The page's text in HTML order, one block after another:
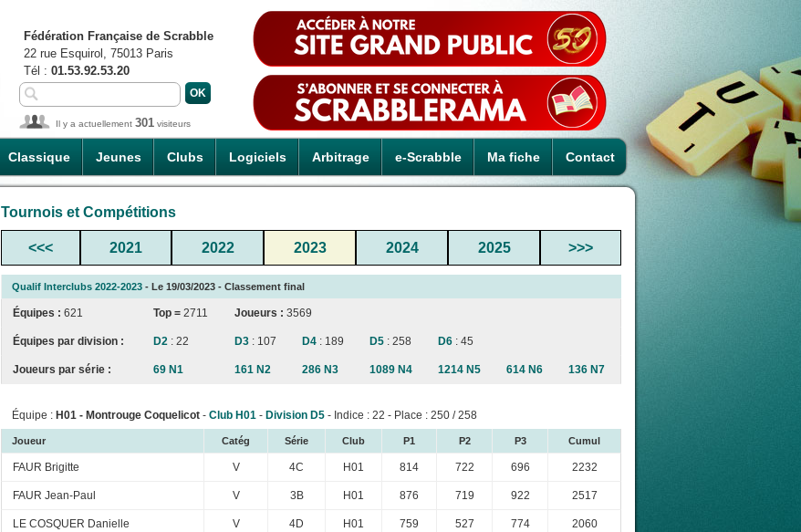
Classique Jeunes Clubs Logiciels Arbitrage e-Scrabble Ma fiche Contact
Fédération Française de Scrabble
22 rue Esquirol, 75013 Paris
Tél : 01.53.92.53.20
Il y a actuellement 301 visiteurs
Tournois et Compétitions
<<< 2021 2022 2023 2024 2025 >>>
Qualif Interclubs 2022-2023 - Le 19/03/2023 - Classement final
Équipes : 621 Top = 2711 Joueurs : 3569
Équipes par division : D2 : 22 D3 : 107 D4 : 189 D5 : 258 D6 : 45
Joueurs par série : 69 N1 161 N2 286 N3 1089 N4 1214 N5 614 N6 136 N7
Équipe : H01 - Montrouge Coquelicot - Club H01 - Division D5 - Indice : 22 - Place : 250 / 258
Joueur Catég Série Club P1 P2 P3 Cumul
FAUR Brigitte V 4C H01 814 722 696 2232
FAUR Jean-Paul V 3B H01 876 719 922 2517
LE COSQUER Danielle V 4D H01 759 527 774 2060